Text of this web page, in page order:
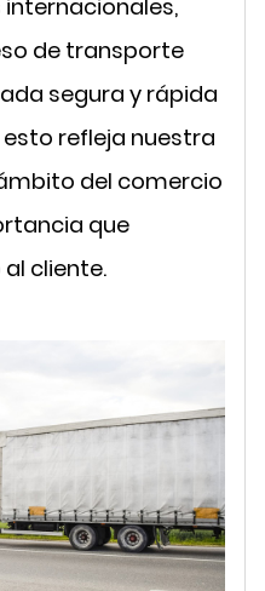
de transporte
segura y rápida
refleja nuestra
del comercio
que
cliente.